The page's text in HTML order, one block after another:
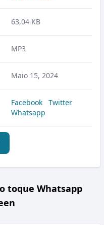
63,04 KB
MP3
Maio 15, 2024
Facebook
Twitter
Whatsapp
toque Whatsapp